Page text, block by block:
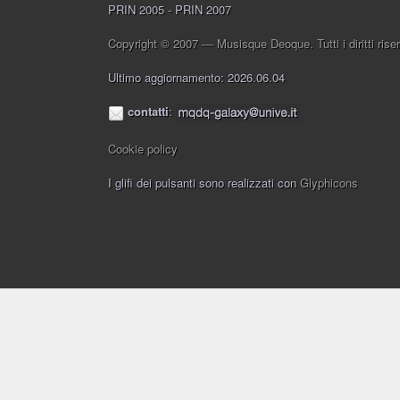
PRIN 2005 - PRIN 2007
Copyright © 2007 — Musisque Deoque. Tutti i diritti
Ultimo aggiornamento: 2026.06.04
contatti:
Cookie policy
I glifi dei pulsanti sono realizzati con Glyphicons